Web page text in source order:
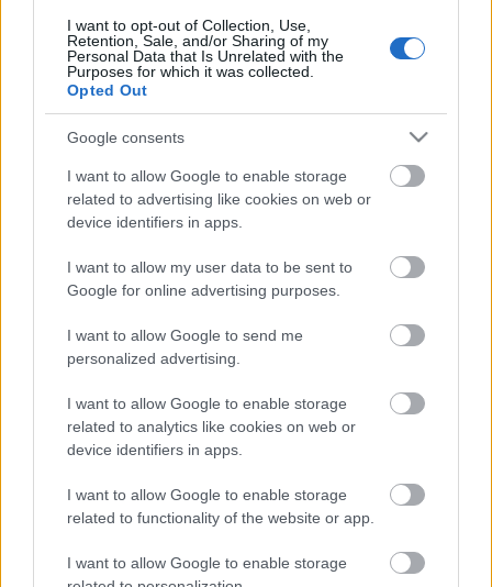
I want to opt-out of Collection, Use,
Retention, Sale, and/or Sharing of my
Personal Data that Is Unrelated with the
Purposes for which it was collected.
Opted Out
Google consents
I want to allow Google to enable storage
related to advertising like cookies on web or
device identifiers in apps.
I want to allow my user data to be sent to
Google for online advertising purposes.
I want to allow Google to send me
personalized advertising.
I want to allow Google to enable storage
related to analytics like cookies on web or
device identifiers in apps.
I want to allow Google to enable storage
related to functionality of the website or app.
I want to allow Google to enable storage
forgatókönyvíró: Charles Chaplin
zeneszerző: Charles Chaplin
operatőr: Roland Totheroh, Ira H. Morgan
vágó: Charles Chaplin, Willard Nico
producer: Charles Chaplin
Címkék:premier sajtóközlemény hír chaplin
Ajánlott bejegyzések:
beszélgetésekkel jön a megújult
Filmpiknik